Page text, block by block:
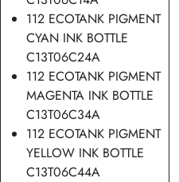
112 ECOTANK PIGMENT
CYAN INK BOTTLE
C13T06C24A
112 ECOTANK PIGMENT
MAGENTA INK BOTTLE
C13T06C34A
112 ECOTANK PIGMENT
YELLOW INK BOTTLE
C13T06C44A